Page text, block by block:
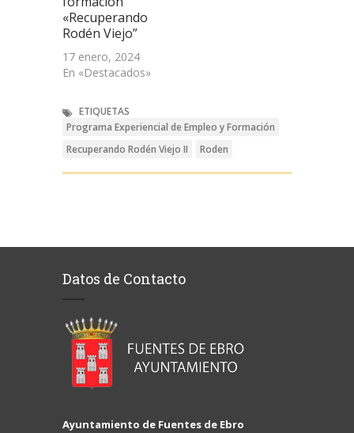
«Recuperando
Rodén Viejo”
17 enero, 2024
En «Destacados»
ETIQUETAS
Programa Experiencial de Empleo y Formación
Recuperando Rodén Viejo II
Roden
Datos de Contacto
Ayuntamiento de Fuentes de Ebro